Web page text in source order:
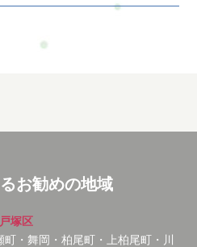
お勧めの地域
戸塚区
・舞岡・柏尾町・上柏尾町・川